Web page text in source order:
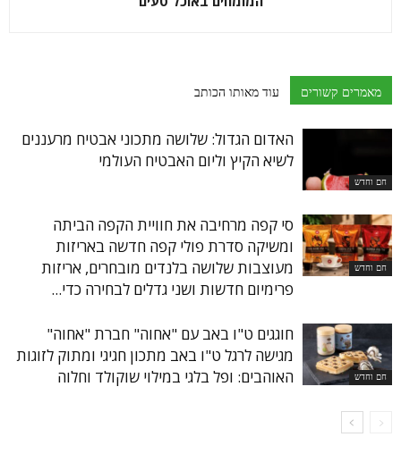
מאמרים קשורים עוד מאותו הכותב
חם וחדש
האדום הגדול: שלושה מתכוני אבטיח מרעננים
לשיא הקיץ וליום האבטיח העולמי
חם וחדש
סי קפה מרחיבה את חוויית הקפה הביתה
ומשיקה סדרת פולי קפה חדשה באריזות
מעוצבות שלושה בלנדים מובחרים, אריזות
פרימיום חדשות ושני גדלים לבחירה כדי...
חם וחדש
חוגגים ט"ו באב עם "אחוה" חברת "אחוה"
מגישה לרגל ט"ו באב מתכון חגיגי ומתוק לזוגות
האוהבים: ופל בלגי במילוי שוקולד וחלוה